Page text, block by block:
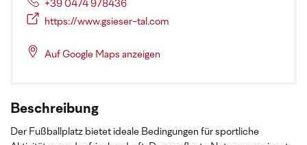
Beschreibung
Der Fußballplatz bietet ideale Bedingungen für sportliche
+39 0474 978436
https://www.gsieser-tal.com
Auf Google Maps anzeigen